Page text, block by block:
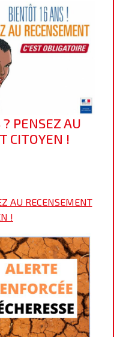
PENSEZ AU
CITOYEN !
AU RECENSEMENT
!